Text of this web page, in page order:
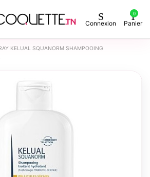
Connexion
0
Panier
KELUAL SQUANORM SHAMPOOING